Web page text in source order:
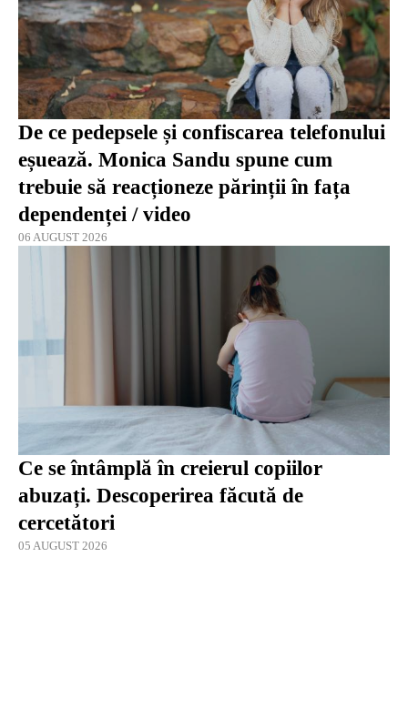
De ce pedepsele și confiscarea telefonului
eșuează. Monica Sandu spune cum
trebuie să reacționeze părinții în fața
dependenței / video
06 AUGUST 2026
Ce se întâmplă în creierul copiilor
abuzați. Descoperirea făcută de
cercetători
05 AUGUST 2026